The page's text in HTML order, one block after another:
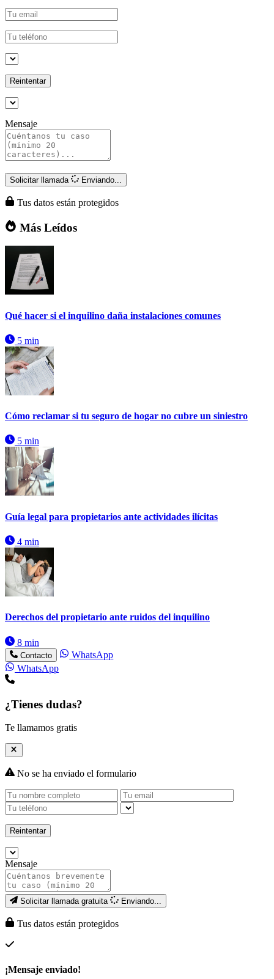
Reintentar
Mensaje
Solicitar llamada Enviando...
Tus datos están protegidos
Más Leídos
Qué hacer si el inquilino daña instalaciones comunes
5 min
Cómo reclamar si tu seguro de hogar no cubre un siniestro
5 min
Guía legal para propietarios ante actividades ilícitas
4 min
Derechos del propietario ante ruidos del inquilino
8 min
Contacto
WhatsApp
WhatsApp
¿Tienes dudas?
Te llamamos gratis
No se ha enviado el formulario
Reintentar
Mensaje
Solicitar llamada gratuita Enviando...
Tus datos están protegidos
¡Mensaje enviado!